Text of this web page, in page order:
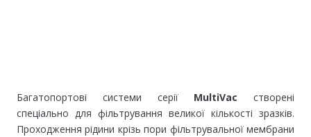
Багатопортові системи серії MultiVac створені
спеціально для фільтрування великої кількості зразків.
Проходження рідини крізь пори фільтрувальної мембрани